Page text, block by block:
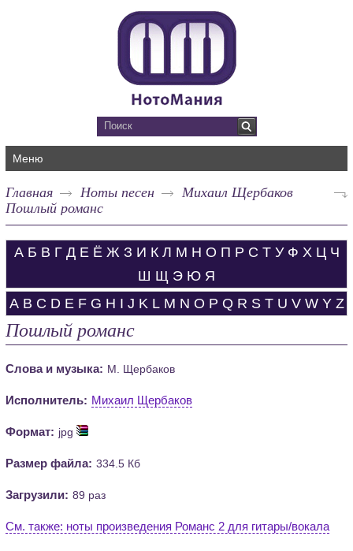
Меню
Главная Ноты песен
Михаил Щербаков
Пошлый романс
А Б В Г Д Е Ё Ж З И К Л М Н О П Р С Т У Ф Х Ц Ч
Ш Щ Э Ю Я
A B C D E F G H I J K L M N O P Q R S T U V W Y Z
Пошлый романс
Слова и музыка: М. Щербаков
Исполнитель: Михаил Щербаков
Формат: jpg
Размер файла: 334.5 Кб
Загрузили: 89 раз
См. также: ноты произведения Романс 2 для гитары/вокала